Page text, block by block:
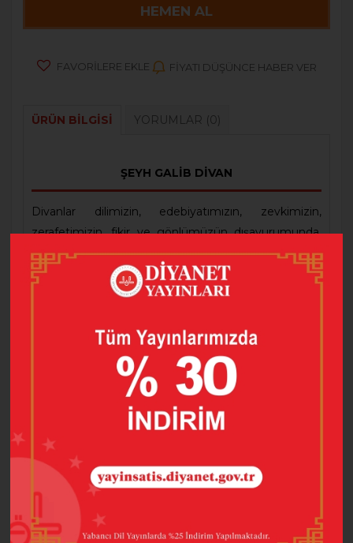
HEMEN AL
FAVORILERE EKLE FIYATI DÜŞÜNCE HABER VER
ÜRÜN BILGISI YORUMLAR (0)
ŞEYH GALİB DİVAN
Divanlar dilimizin, edebiyatımızın, zevkimizin,
zerafetimizin, fikir ve gönlümüzün dışavurumunda,
taşınmasında, aktarılmasında önemli bir yere sahiptir.
Bu şiirlerde zaman zaman kendi iç dünyamızın
yansımasını buluruz, zaman zaman ruhumuza
da ufkumuzu genişleten açılımlara rastlarız.
Eser, Şeyh Galip’in (ö. 1799) hayatı, eserleri, edebi
şahsiyetine değinerek, ünlü şairin bizzat kendisi
tarafından kaleme alınan eserleri olduğu şekli ile
Barkod 9789751958549
Baskı Sayısı 3
Dil